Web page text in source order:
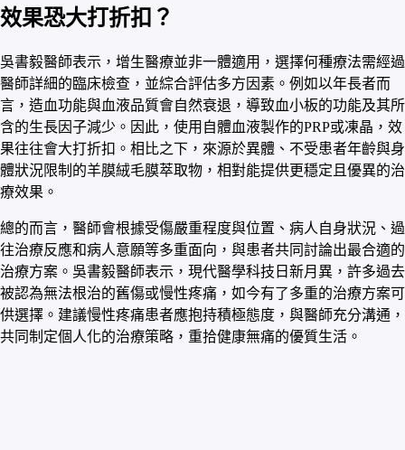
效果恐大打折扣？
吳書毅醫師表示，增生醫療並非一體適用，選擇何種療法需經過
醫師詳細的臨床檢查，並綜合評估多方因素。例如以年長者而
言，造血功能與血液品質會自然衰退，導致血小板的功能及其所
含的生長因子減少。因此，使用自體血液製作的PRP或凍晶，效
果往往會大打折扣。相比之下，來源於異體、不受患者年齡與身
體狀況限制的羊膜絨毛膜萃取物，相對能提供更穩定且優異的治
療效果。
總的而言，醫師會根據受傷嚴重程度與位置、病人自身狀況、過
往治療反應和病人意願等多重面向，與患者共同討論出最合適的
治療方案。吳書毅醫師表示，現代醫學科技日新月異，許多過去
被認為無法根治的舊傷或慢性疼痛，如今有了多重的治療方案可
供選擇。建議慢性疼痛患者應抱持積極態度，與醫師充分溝通，
共同制定個人化的治療策略，重拾健康無痛的優質生活。